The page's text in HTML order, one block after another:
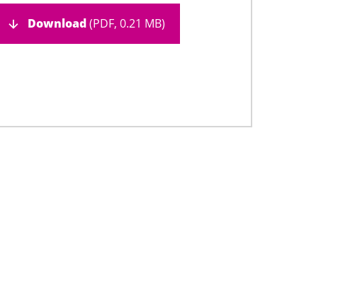
Download (PDF, 0.21 MB)